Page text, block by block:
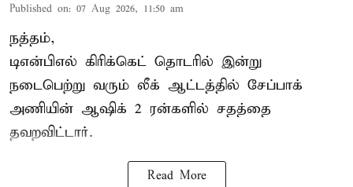
Published on: 07 Aug 2026, 11:50 am
நத்தம்,
டிஎன்பிஎல் கிரிக்கெட் தொடரில் இன்று
நடைபெற்று வரும் லீக் ஆட்டத்தில் சேப்பாக்
அணியின் ஆஷிக் 2 ரன்களில் சதத்தை
தவறவிட்டார்.
Read More